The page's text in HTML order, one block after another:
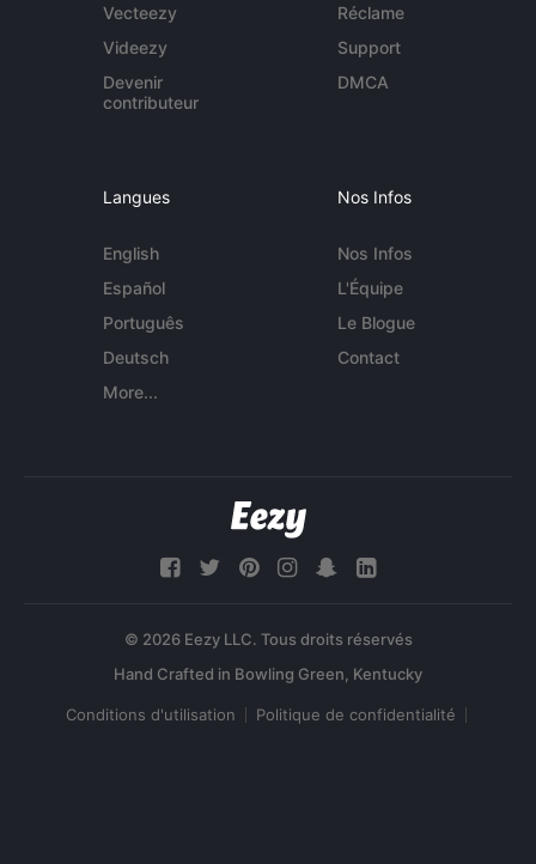
Vecteezy
Videezy
Devenir
contributeur
Réclame
Support
DMCA
Langues
English
Español
Português
Deutsch
More...
Nos Infos
Nos Infos
L'Équipe
Le Blogue
Contact
© 2026 Eezy LLC. Tous droits réservés
Conditions d'utilisation Politique de confidentialité